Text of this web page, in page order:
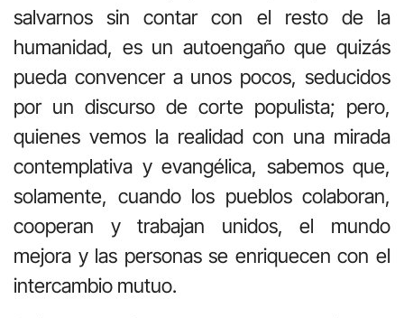
salvarnos sin contar con el resto de la
humanidad, es un autoengaño que quizás
pueda convencer a unos pocos, seducidos
por un discurso de corte populista; pero,
quienes vemos la realidad con una mirada
contemplativa y evangélica, sabemos que,
solamente, cuando los pueblos colaboran,
cooperan y trabajan unidos, el mundo
mejora y las personas se enriquecen con el
intercambio mutuo.